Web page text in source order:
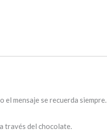
el mensaje se recuerda siempre.
través del chocolate.